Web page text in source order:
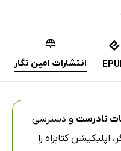
انتشارات امین نگار
نادرست و دسترسی
اپلیکیشن کتابراه را